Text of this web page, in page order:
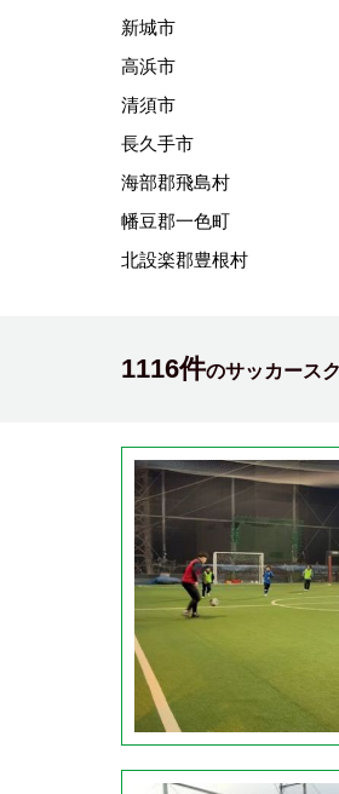
新城市
高浜市
清須市
長久手市
海部郡飛島村
幡豆郡一色町
北設楽郡豊根村
1116件のサッカース